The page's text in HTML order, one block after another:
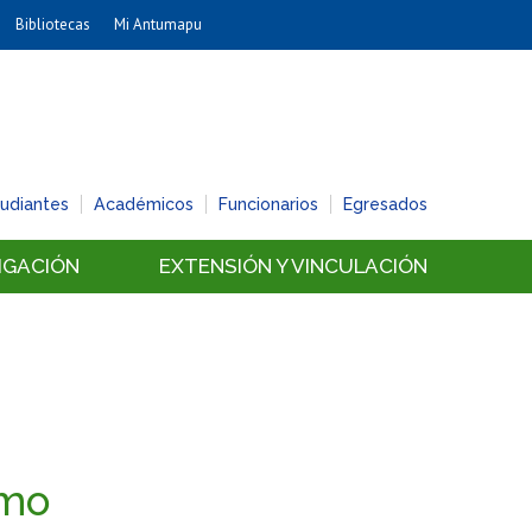
Comunicación e Imagen
Economía y Negocios
Gobierno
Bibliotecas Mi Antumapu
Académicos Funcionarios Egresados
EXTENSIÓN Y VINCULACIÓN